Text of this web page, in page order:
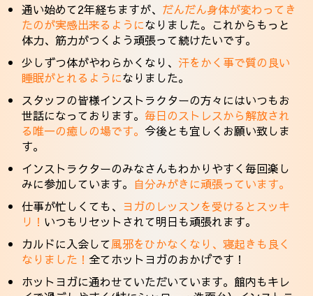
通い始めて2年経ちますが、 だんだん身体が変わってき
たのが実感出来るようになりました。これからもっと
体力、筋力がつくよう頑張って続けたいです。
少しずつ体がやわらかくなり、汗をかく事で質の良い
睡眠がとれるようになりました。
スタッフの皆様インストラクターの方々にはいつもお
世話になっております。 毎日のストレスから解放され
る唯一の癒しの場です。 今後とも宜しくお願い致しま
す。
インストラクターのみなさんもわかりやすく毎回楽し
みに参加しています。 自分みがきに頑張っています。
仕事が忙しくても、 ヨガのレッスンを受けるとスッキ
リ！ いつもリセットされて明日も頑張れます。
カルドに入会して風邪をひかなくなり、寝起きも良く
なりました！ 全てホットヨガのおかげです！
ホットヨガに通わせていただいています。館内もキレ